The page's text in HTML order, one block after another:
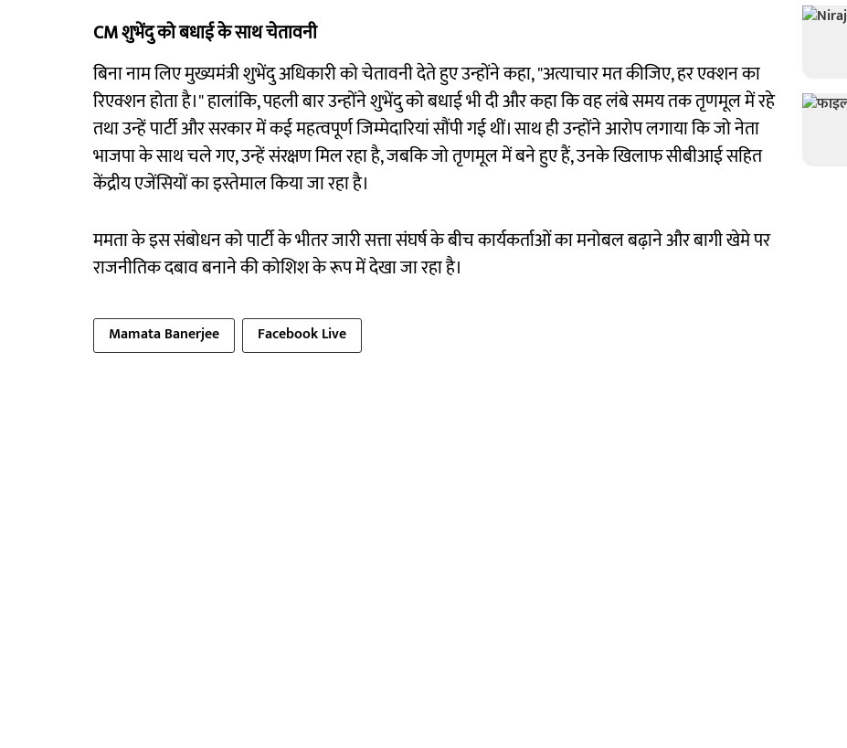
CM शुभेंदु को बधाई के साथ चेतावनी
बिना नाम लिए मुख्यमंत्री शुभेंदु अधिकारी को चेतावनी देते हुए उन्होंने कहा, "अत्याचार मत कीजिए, हर एक्शन का
रिएक्शन होता है।" हालांकि, पहली बार उन्होंने शुभेंदु को बधाई भी दी और कहा कि वह लंबे समय तक तृणमूल में रहे
तथा उन्हें पार्टी और सरकार में कई महत्वपूर्ण जिम्मेदारियां सौंपी गई थीं। साथ ही उन्होंने आरोप लगाया कि जो नेता
भाजपा के साथ चले गए, उन्हें संरक्षण मिल रहा है, जबकि जो तृणमूल में बने हुए हैं, उनके खिलाफ सीबीआई सहित
केंद्रीय एजेंसियों का इस्तेमाल किया जा रहा है।
ममता के इस संबोधन को पार्टी के भीतर जारी सत्ता संघर्ष के बीच कार्यकर्ताओं का मनोबल बढ़ाने और बागी खेमे पर
राजनीतिक दबाव बनाने की कोशिश के रूप में देखा जा रहा है।
Mamata Banerjee Facebook Live